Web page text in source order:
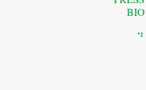
BIO
⠙